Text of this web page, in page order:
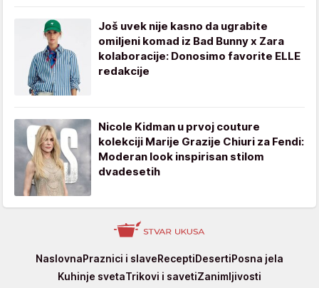
Još uvek nije kasno da ugrabite
omiljeni komad iz Bad Bunny x Zara
kolaboracije: Donosimo favorite ELLE
redakcije
Nicole Kidman u prvoj couture
kolekciji Marije Grazije Chiuri za Fendi:
Moderan look inspirisan stilom
dvadesetih
StvarNaslovnaPraznici i slaveReceptiDesertiPosna jela
Kuhinje svetaTrikovi i savetiZanimljivosti